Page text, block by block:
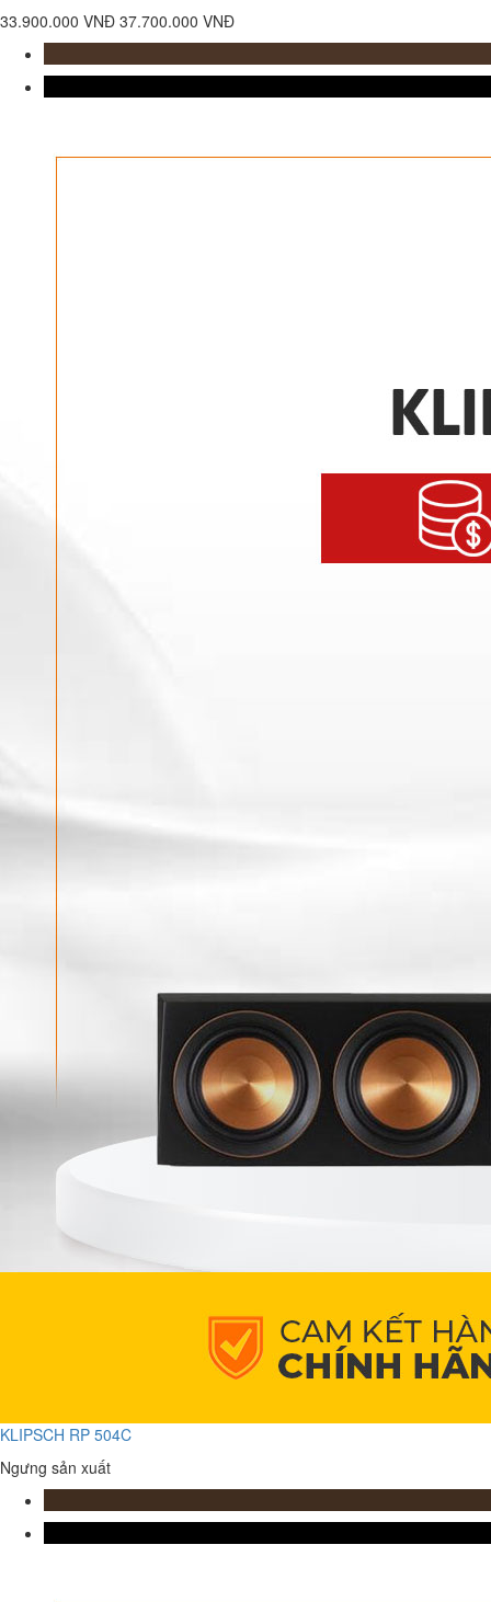
33.900.000 VNĐ 37.700.000 VNĐ
KLIPSCH RP 504C
Ngưng sản xuất